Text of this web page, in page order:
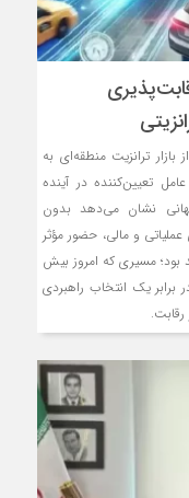
ترانزیت منطقه‌ای به
تعیین‌کننده در آینده
نشان می‌دهد بدون
و مالی، حضور مؤثر
بود؛ مسیری که امروز بیش
برابر یک انتخاب راهبردی